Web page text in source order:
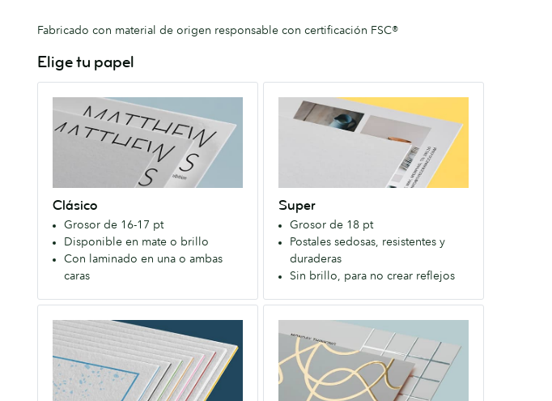
Fabricado con material de origen responsable con certificación FSC®
Elige tu papel
Clásico
Grosor de 16-17 pt
Disponible en mate o brillo
Con laminado en una o ambas
caras
fantástico
con
una
gran
calidad-
precio
todos.
Disponible
con
acabado
Mate
Super
Grosor de 18 pt
Postales sedosas, resistentes y
duraderas
Sin brillo, para no crear reflejos
que
causa
una
primera
impresión
duradera.
Disponible
con
sedoso
acabado
Excepcionalmente
grueso
lujoso.
Especiales
Papel